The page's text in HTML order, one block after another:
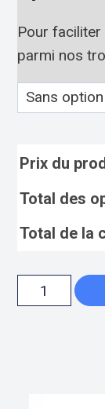
Pour
parmi nos
Prix du
Total des
Total de la